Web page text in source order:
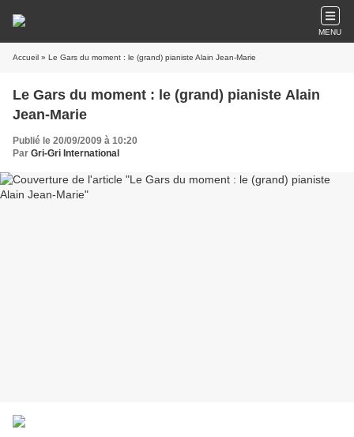
MENU
Accueil » Le Gars du moment : le (grand) pianiste Alain Jean-Marie
Le Gars du moment : le (grand) pianiste Alain
Jean-Marie
Publié le 20/09/2009 à 10:20
Par Gri-Gri International